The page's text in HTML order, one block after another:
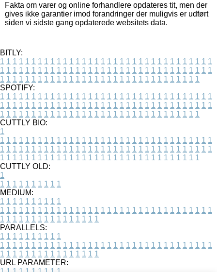
Fakta om varer og online forhandlere opdateres tit, men der
gives ikke garantier imod forandringer der muligvis er udført
siden vi sidste gang opdaterede websitets data.
BITLY:
1 1 1 1 1 1 1 1 1 1 1 1 1 1 1 1 1 1 1 1 1 1 1 1 1 1 1 1 1 1 1 1 1 1
1 1 1 1 1 1 1 1 1 1 1 1 1 1 1 1 1 1 1 1 1 1 1 1 1 1 1 1 1 1 1 1 1 1
1 1 1 1 1 1 1 1 1 1 1 1 1 1 1 1 1 1 1 1 1 1 1 1 1 1 1 1 1 1 1 1
SPOTIFY:
1 1 1 1 1 1 1 1 1 1 1 1 1 1 1 1 1 1 1 1 1 1 1 1 1 1 1 1 1 1 1 1 1 1
1 1 1 1 1 1 1 1 1 1 1 1 1 1 1 1 1 1 1 1 1 1 1 1 1 1 1 1 1 1 1 1 1 1
1 1 1 1 1 1 1 1 1 1 1 1 1 1 1 1 1 1 1 1 1 1 1 1 1 1 1 1 1 1 1 1
CUTTLY BIO:
1
1 1 1 1 1 1 1 1 1 1 1 1 1 1 1 1 1 1 1 1 1 1 1 1 1 1 1 1 1 1 1 1 1 1
1 1 1 1 1 1 1 1 1 1 1 1 1 1 1 1 1 1 1 1 1 1 1 1 1 1 1 1 1 1 1 1 1 1
1 1 1 1 1 1 1 1 1 1 1 1 1 1 1 1 1 1 1 1 1 1 1 1 1 1 1 1 1 1 1 1
CUTTLY OLD:
1
1 1 1 1 1 1 1 1 1 1
MEDIUM:
1 1 1 1 1 1 1 1 1 1
1 1 1 1 1 1 1 1 1 1 1 1 1 1 1 1 1 1 1 1 1 1 1 1 1 1 1 1 1 1 1 1 1 1
1 1 1 1 1 1 1 1 1 1 1 1 1 1 1 1
PARALLELS:
1 1 1 1 1 1 1 1 1 1
1 1 1 1 1 1 1 1 1 1 1 1 1 1 1 1 1 1 1 1 1 1 1 1 1 1 1 1 1 1 1 1 1 1
1 1 1 1 1 1 1 1 1 1 1 1 1 1 1 1
URL PARAMETER: